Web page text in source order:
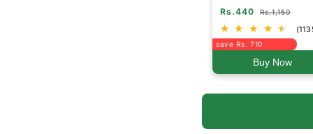
Rs.440 Rs.1,150
save Rs. 710
Buy Now